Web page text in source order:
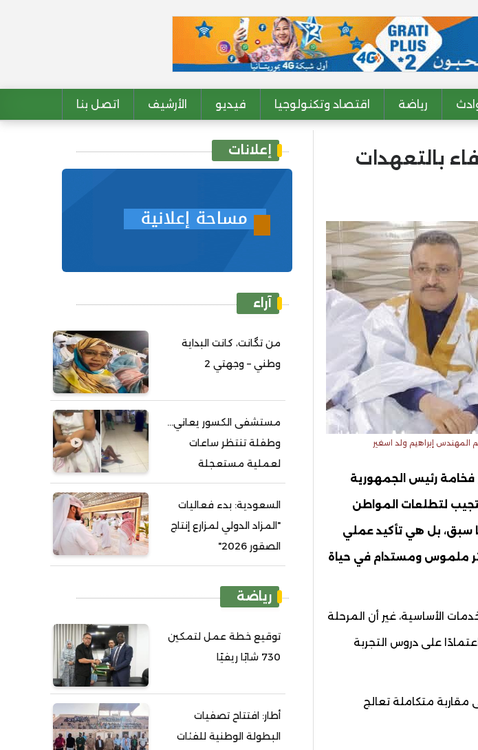
رياضة اقتصاد وتكنولوجيا فيديو الأرشيف اتصل بنا
بالتعهدات
المهندس إبراهيم ولد اسغير
فخامة رئيس الجمهورية
لتطلعات المواطن
سبق، بل هي تأكيد عملي
أثر ملموس ومستدام في حياة
الأساسية، غير أن المرحلة
على دروس التجربة
متكاملة تعالج
إعلانات
آراء
من تگانت، كانت البداية
وطني – وجهتي 2
مستشفى الكسور يعاني...
وطفلة تنتظر ساعات
لعملية مستعجلة
السعودية: بدء فعاليات
"المزاد الدولي لمزارع إنتاج
الصقور 2026"
رياضة
توقيع خطة عمل لتمكين
730 شابًا ريفيًا
أطار: افتتاح تصفيات
البطولة الوطنية للفئات